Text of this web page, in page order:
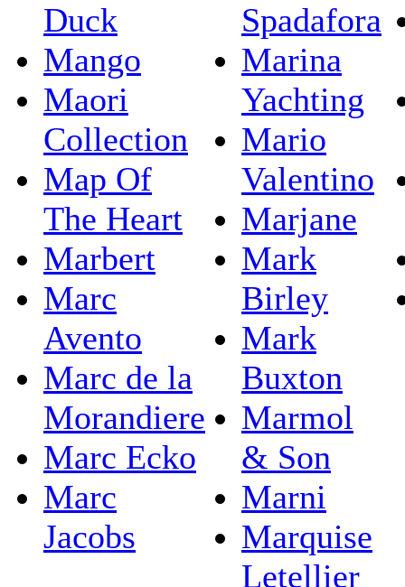
Duck
Mango
Maori
Collection
Map Of
The Heart
Marbert
Marc
Avento
Marc de la
Morandiere
Marc Ecko
Marc
Jacobs
Spadafora
Marina
Yachting
Mario
Valentino
Marjane
Mark
Birley
Mark
Buxton
Marmol
& Son
Marni
Marquise
Letellier